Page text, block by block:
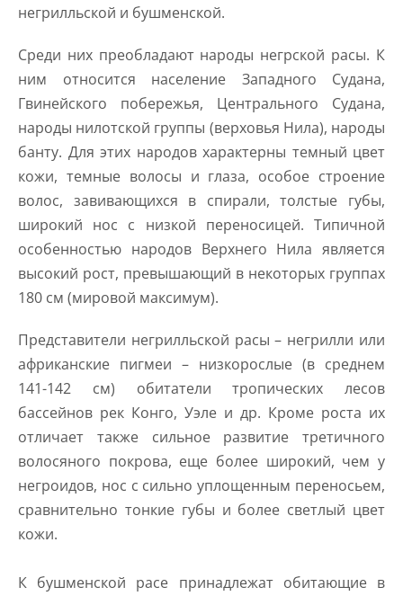
негрилльской и бушменской.
Среди них преобладают народы негрской расы. К
ним относится население Западного Судана,
Гвинейского побережья, Центрального Судана,
народы нилотской группы (верховья Нила), народы
банту. Для этих народов характерны темный цвет
кожи, темные волосы и глаза, особое строение
волос, завивающихся в спирали, толстые губы,
широкий нос с низкой переносицей. Типичной
особенностью народов Верхнего Нила является
высокий рост, превышающий в некоторых группах
180 см (мировой максимум).
Представители негрилльской расы – негрилли или
африканские пигмеи – низкорослые (в среднем
141-142 см) обитатели тропических лесов
бассейнов рек Конго, Уэле и др. Кроме роста их
отличает также сильное развитие третичного
волосяного покрова, еще более широкий, чем у
негроидов, нос с сильно уплощенным переносьем,
сравнительно тонкие губы и более светлый цвет
кожи.
К бушменской расе принадлежат обитающие в